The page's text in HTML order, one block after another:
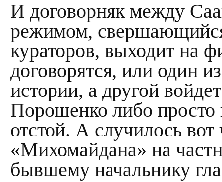
И договорняк между
режимом,
кураторов, выходит
договорятся, или один
истории, а другой
Порошенко либо просто
отстой. А случилось
«Михомайдана» на
бывшему начальнику